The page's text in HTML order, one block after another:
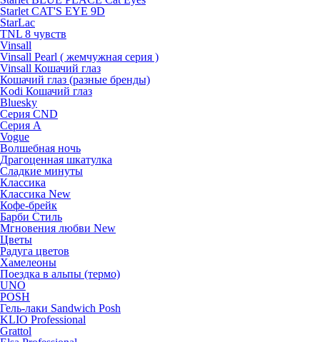
Starlet CAT'S EYE 9D
StarLac
TNL 8 чувств
Vinsall
Vinsall Pearl ( жемчужная серия )
Vinsall Кошачий глаз
Кошачий глаз (разные бренды)
Kodi Кошачий глаз
Bluesky
Серия CND
Серия А
Vogue
Волшебная ночь
Драгоценная шкатулка
Сладкие минуты
Классика
Классика New
Кофе-брейк
Барби Стиль
Мгновения любви New
Цветы
Радуга цветов
Хамелеоны
Поездка в альпы (термо)
UNO
POSH
Гель-лаки Sandwich Posh
KLIO Professional
Grattol